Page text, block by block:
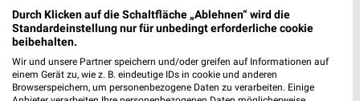
Kaufland XXXLutz
Durch Klicken auf die Schaltfläche „Ablehnen“ wird die
Standardeinstellung nur für unbedingt erforderliche cookie
beibehalten.
Wir und unsere Partner speichern und/oder greifen auf Informationen auf
einem Gerät zu, wie z. B. eindeutige IDs in cookie und anderen
Browserspeichern, um personenbezogene Daten zu verarbeiten. Einige